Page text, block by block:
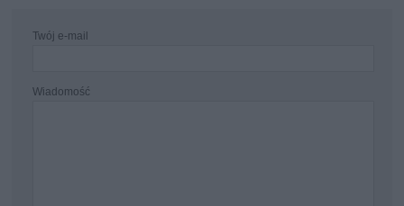
Twój e-mail
Wiadomość